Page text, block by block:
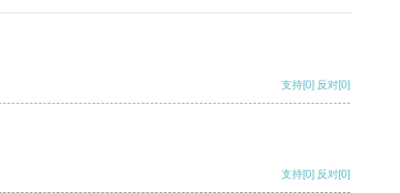
支持[0] 反对[0]
支持[0] 反对[0]